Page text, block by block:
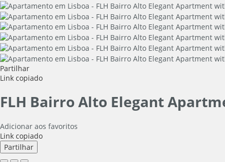
Partilhar
Link copiado
FLH Bairro Alto Elegant
Adicionar aos favoritos
Link copiado
Partilhar